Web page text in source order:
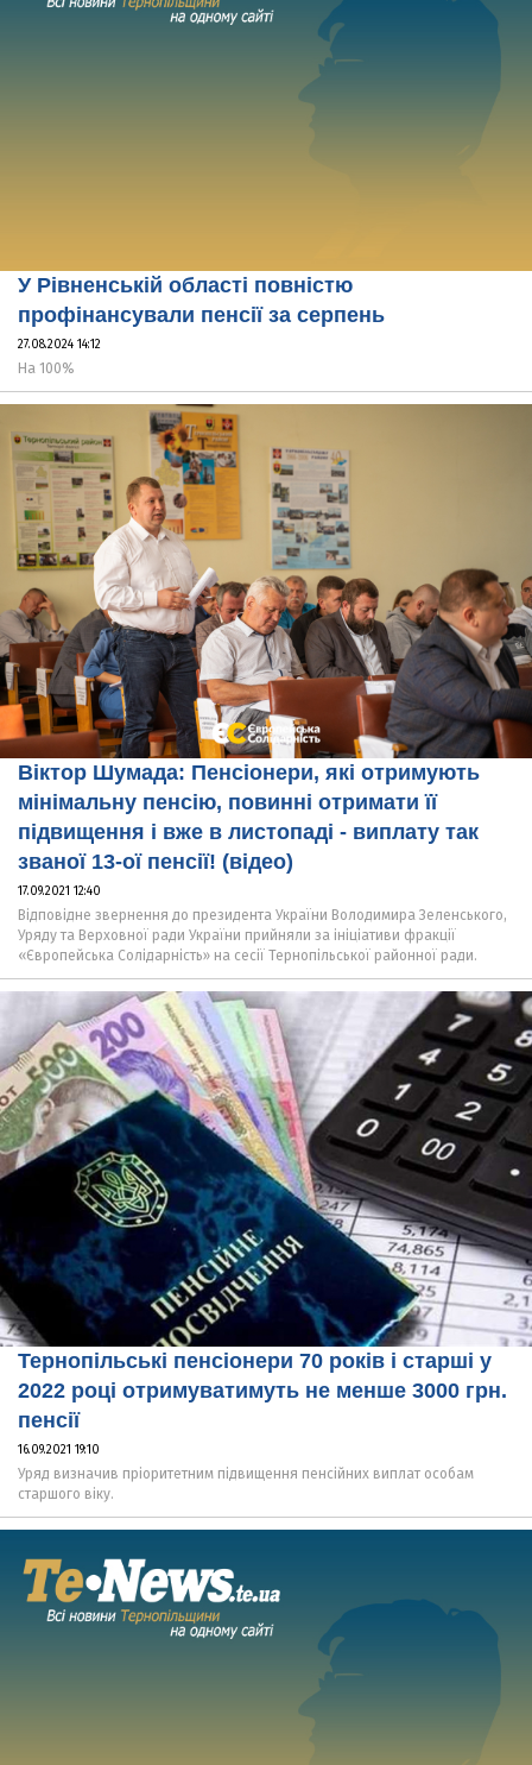
У Рівненській області повністю
профінансували пенсії за серпень
27.08.2024 14:12
На 100%
Віктор Шумада: Пенсіонери, які отримують
мінімальну пенсію, повинні отримати її
підвищення і вже в листопаді - виплату так
званої 13-ої пенсії! (відео)
17.09.2021 12:40
Відповідне звернення до президента України Володимира Зеленського,
Уряду та Верховної ради України прийняли за ініціативи фракції
«Європейська Солідарність» на сесії Тернопільської районної ради.
Тернопільські пенсіонери 70 років і старші у
2022 році отримуватимуть не менше 3000 грн.
пенсії
16.09.2021 19:10
Уряд визначив пріоритетним підвищення пенсійних виплат особам
старшого віку.